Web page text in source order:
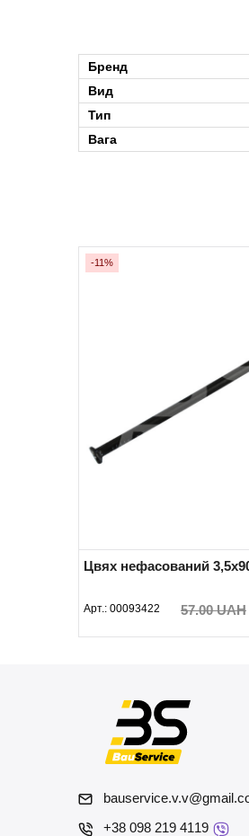
Бренд
Вид
Тип
Вага
-11%
Цвях нефасований
Арт.: 00093422 57.00 UAH
В КОШИК
+38 098 219 4119